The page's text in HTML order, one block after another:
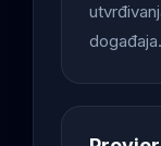
događaja.